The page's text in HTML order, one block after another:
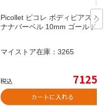
Picollet ピコレ ボディピアス バ
ナナバーベル 10mm ゴールド
マイストア在庫： 3265
税込 7125
カートに入れる